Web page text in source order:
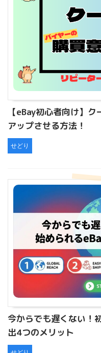
【eBay初心者向け】
アップさせる方法！
せどり
今からでも遅くない！
出4つのメリット